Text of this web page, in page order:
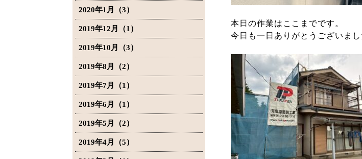
2020年1月（3）
2019年12月（1）
2019年10月（3）
2019年8月（2）
2019年7月（1）
2019年6月（1）
2019年5月（2）
2019年4月（5）
本日の作業はここまでです。
今日も一日ありがとうございまし